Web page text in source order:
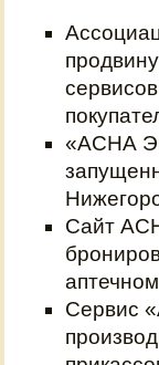
«АСНА
Сайт
Сервис